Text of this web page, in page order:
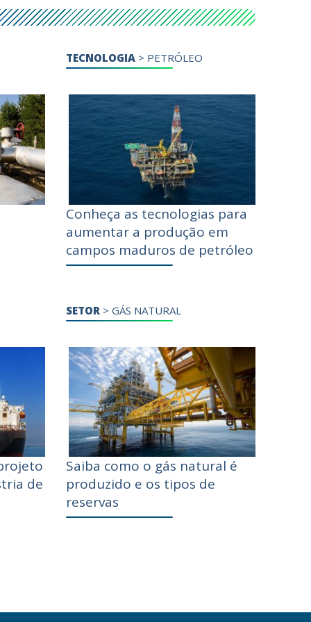
TECNOLOGIA> PETRÓLEO
Conheça as tecnologias para
aumentar a produção em
campos maduros de petróleo
de
SETOR> GÁS NATURAL
Saiba como o gás natural é
produzido e os tipos de
reservas